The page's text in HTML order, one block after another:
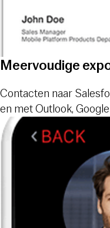
Meervoudige
Contacten naar
en met Outlook,